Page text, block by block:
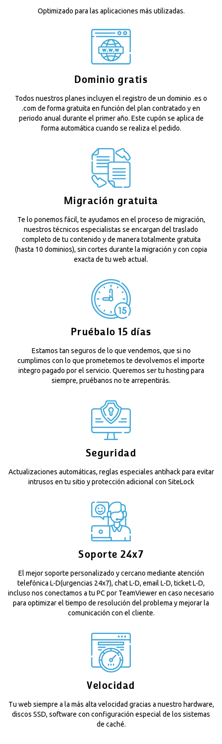
Optimizado para las aplicaciones más utilizadas.
Dominio gratis
Todos nuestros planes incluyen el registro de un dominio .es o
.com de forma gratuita en función del plan contratado y en
periodo anual durante el primer año. Este cupón se aplica de
forma automática cuando se realiza el pedido.
Migración gratuita
Te lo ponemos fácil, te ayudamos en el proceso de migración,
nuestros técnicos especialistas se encargan del traslado
completo de tu contenido y de manera totalmente gratuita
(hasta 10 dominios), sin cortes durante la migración y con copia
exacta de tu web actual.
Pruébalo 15 días
Estamos tan seguros de lo que vendemos, que si no
cumplimos con lo que prometemos te devolvemos el importe
integro pagado por el servicio. Queremos ser tu hosting para
siempre, pruébanos no te arrepentirás.
Seguridad
Actualizaciones automáticas, reglas especiales antihack para evitar
intrusos en tu sitio y protección adicional con SiteLock
Soporte 24x7
El mejor soporte personalizado y cercano mediante atención
telefónica L-D(urgencias 24x7), chat L-D, email L-D, ticket L-D,
incluso nos conectamos a tu PC por TeamViewer en caso necesario
para optimizar el tiempo de resolución del problema y mejorar la
comunicación con el cliente.
Velocidad
Tu web siempre a la más alta velocidad gracias a nuestro hardware,
discos SSD, software con configuración especial de los sistemas
de caché.